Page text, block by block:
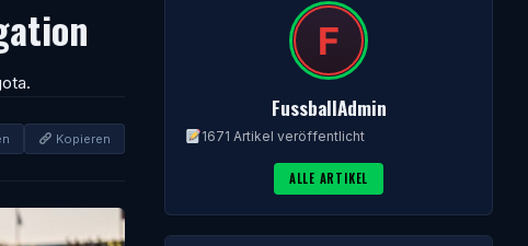
Kopieren
FussballAdmin
1671 Artikel veröffentlicht
ALLE ARTIKEL